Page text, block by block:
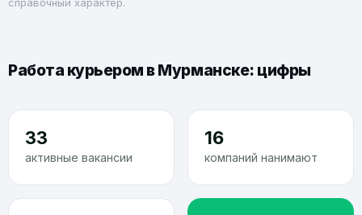
Работа курьером в Мурманске: цифры
33
активные вакансии
16
компаний нанимают